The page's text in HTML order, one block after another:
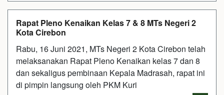
Rapat Pleno Kenaikan Kelas 7 & 8 MTs Negeri 2
Kota Cirebon
Rabu, 16 Juni 2021, MTs Negeri 2 Kota Cirebon telah
melaksanakan Rapat Pleno Kenaikan kelas 7 dan 8
dan sekaligus pembinaan Kepala Madrasah, rapat ini
di pimpin langsung oleh PKM Kuri